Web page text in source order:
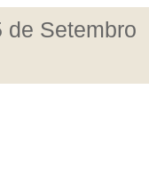
de Setembro